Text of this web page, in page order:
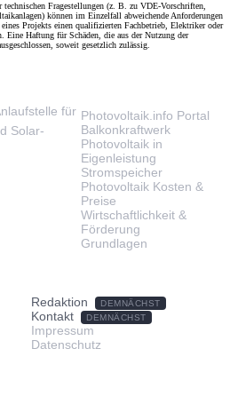
Fragestellungen (z. B. zu VDE-Vorschriften,
können im Einzelfall abweichende Anforderungen
Projekts einen qualifizierten Fachbetrieb, Elektriker oder
Eine Haftung für Schäden, die aus der Nutzung der
soweit gesetzlich zulässig.
für
Solar-
Photovoltaik.info Portal
Balkonkraftwerk
Photovoltaik in
Eigenleistung
Stromspeicher
Photovoltaik Kosten &
Preise
Wirtschaftlichkeit &
Förderung
Grundlagen
Redaktion DEMNÄCHST
Kontakt DEMNÄCHST
Impressum
Datenschutz